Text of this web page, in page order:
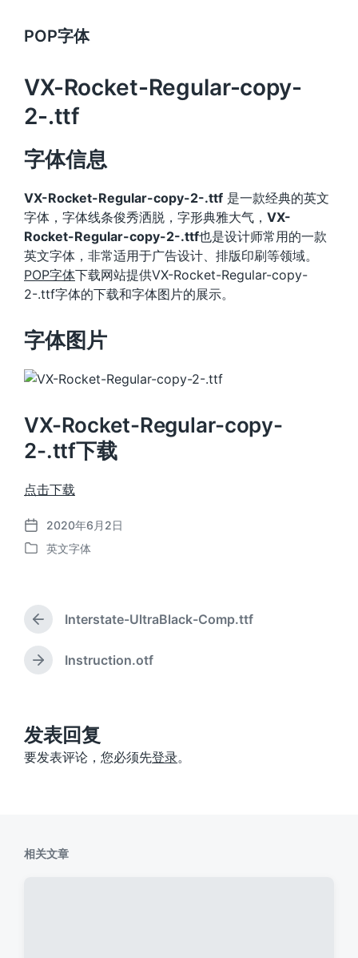
POP字体
VX-Rocket-Regular-copy-
2-.ttf
字体信息
VX-Rocket-Regular-copy-2-.ttf 是一款经典的英文
字体，字体线条俊秀洒脱，字形典雅大气， VX-
Rocket-Regular-copy-2-.ttf也是设计师常用的一款
英文字体，非常适用于广告设计、排版印刷等领域。
POP字体下载网站提供VX-Rocket-Regular-copy-
2-.ttf字体的下载和字体图片的展示。
字体图片
VX-Rocket-Regular-copy-
2-.ttf下载
点击下载
发
布
2020年6月2日
发
英文字体
上
篇
文
章
Interstate-UltraBlack-Comp.ttf
下
：
Instruction.otf
发表回复
要发表评论，您必须先登录。
相关文章